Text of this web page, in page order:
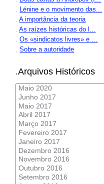
Lénine e o movimento das...
.A importância da teoria
.As raízes históricas do l...
.Os «sindicatos livres» e ...
.Sobre a autoridade
.Arquivos Históricos